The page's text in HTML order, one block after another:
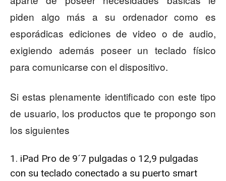
piden algo más a su ordenador como es
esporádicas ediciones de video o de audio,
exigiendo además poseer un teclado físico
para comunicarse con el dispositivo.
Si estas plenamente identificado con este tipo
de usuario, los productos que te propongo son
los siguientes
1. iPad Pro de 9´7 pulgadas o 12,9 pulgadas
con su teclado conectado a su puerto smart